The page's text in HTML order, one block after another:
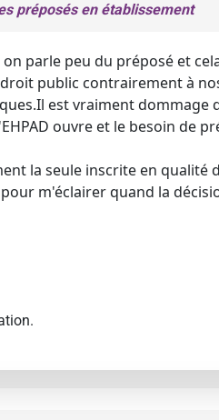
préposés en établissement
on parle peu du préposé et
public contrairement à
est vraiment dommage
ouvre et le besoin de
la seule inscrite en qualité
m'éclairer quand la